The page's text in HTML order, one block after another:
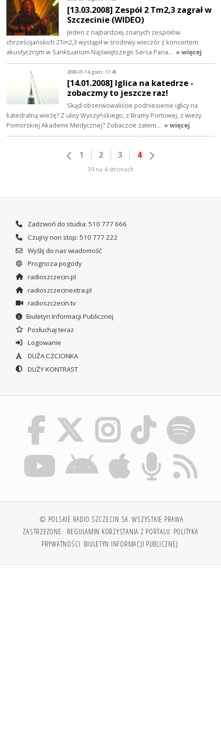
[13.03.2008] Zespół 2 Tm2,3 zagrał w
Szczecinie (WIDEO)
Jeden z najbardziej znanych zespołów
chrześcijańskich 2Tm2,3 wystąpił w środowy wieczór z koncertem
akustycznym w Sanktuarium Najświętszego Serca Pana… » więcej
2008-01-14, godz. 17:48
[14.01.2008] Iglica na katedrze -
zobaczmy to jeszcze raz!
Skąd obserwowaliście podniesienie iglicy na
katedralną wieżę? Z ulicy Wyszyńskiego, z Bramy Portowej, z wieży
Pomorskiej Akademii Medycznej? Zobaczcie zatem… » więcej
1 2 3 4
39 na 4 stronach
Zadzwoń do studia: 510 777 666
Czujny non stop: 510 777 222
Wyślij do nas wiadomość
Prognoza pogody
radioszczecin.pl
radioszczecinextra.pl
radioszczecin.tv
Biuletyn Informacji Publicznej
Posłuchaj teraz
Logowanie
DUŻA CZCIONKA
DUŻY KONTRAST
© POLSKIE RADIO SZCZECIN SA. WSZYSTKIE PRAWA
ZASTRZEŻONE. REGULAMIN KORZYSTANIA Z PORTALU POLITYKA
PRYWATNOŚCI BIULETYN INFORMACJI PUBLICZNEJ